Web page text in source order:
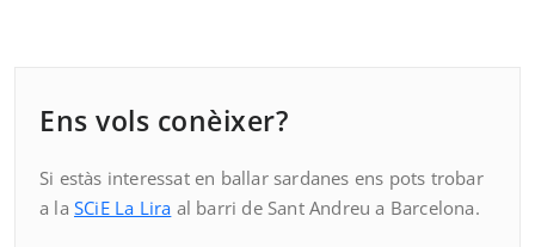
Ens vols conèixer?
Si estàs interessat en ballar sardanes ens pots trobar
a la SCiE La Lira al barri de Sant Andreu a Barcelona.